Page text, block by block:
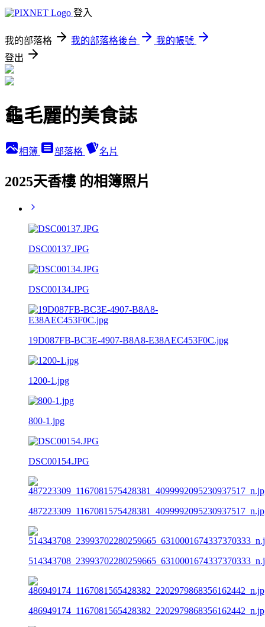
登入
我的部落格 我的部落格後台
我的帳號
登出
龜毛麗的美食誌
相簿 部落格 名片
2025天香樓 的相簿照片
DSC00137.JPG
DSC00134.JPG
19D087FB-BC3E-4907-B8A8-E38AEC453F0C.jpg
1200-1.jpg
800-1.jpg
DSC00154.JPG